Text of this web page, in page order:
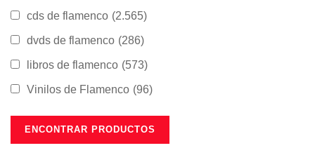
cds de flamenco (2.565)
dvds de flamenco (286)
libros de flamenco (573)
Vinilos de Flamenco (96)